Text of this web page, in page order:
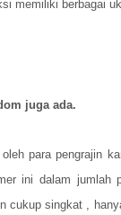
memiliki berbagai
juga ada.
para pengrajin
ini dalam
cukup singkat ,